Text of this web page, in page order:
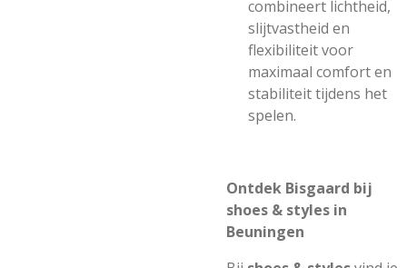
combineert lichtheid,
slijtvastheid en
flexibiliteit voor
maximaal comfort en
stabiliteit tijdens het
spelen.
Ontdek Bisgaard bij
shoes & styles in
Beuningen